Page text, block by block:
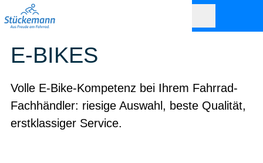
E-BIKES
Volle E-Bike-Kompetenz bei Ihrem Fahrrad-
Fachhändler: riesige Auswahl, beste Qualität,
erstklassiger Service.